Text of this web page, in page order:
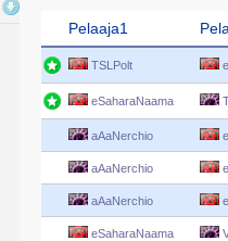
Pelaaja1
TSLPolt
eSaharaNaama
aAaNerchio
aAaNerchio
aAaNerchio
eSaharaNaama